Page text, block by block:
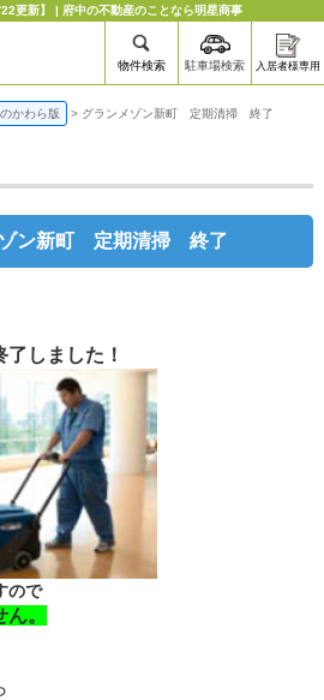
新】 | 府中の不動産のことなら明星商事
物件検索 駐車場検索 入居者様専用
かわら版 > グランメゾン新町 定期清掃 終了
ゾン新町 定期清掃 終了
しました！
ので
。